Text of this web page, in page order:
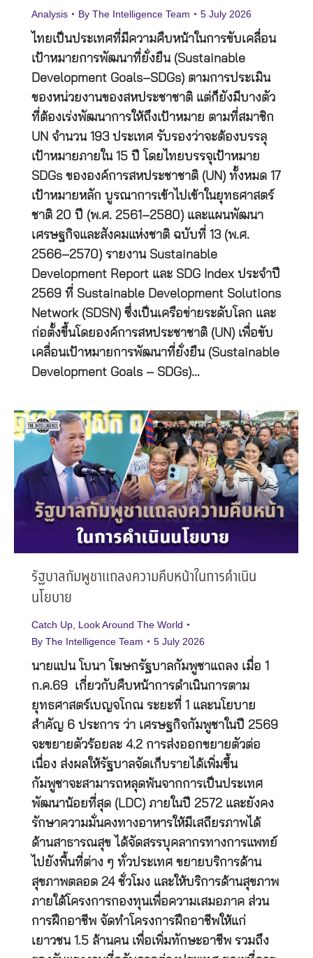
Analysis By The Intelligence Team 5 July 2026
ไทยเป็นประเทศที่มีความคืบหน้าในการขับเคลื่อน
เป้าหมายการพัฒนาที่ยั่งยืน (Sustainable
Development Goals–SDGs) ตามการประเมิน
ของหน่วยงานของสหประชาชาติ แต่ก็ยังมีบางตัว
ที่ต้องเร่งพัฒนาการให้ถึงเป้าหมาย ตามที่สมาชิก
UN จำนวน 193 ประเทศ รับรองว่าจะต้องบรรลุ
เป้าหมายภายใน 15 ปี โดยไทยบรรจุเป้าหมาย
SDGs ขององค์การสหประชาชาติ (UN) ทั้งหมด 17
เป้าหมายหลัก บูรณาการเข้าไปเข้าในยุทธศาสตร์
ชาติ 20 ปี (พ.ศ. 2561–2580) และแผนพัฒนา
เศรษฐกิจและสังคมแห่งชาติ ฉบับที่ 13 (พ.ศ.
2566–2570) รายงาน Sustainable
Development Report และ SDG Index ประจำปี
2569 ที่ Sustainable Development Solutions
Network (SDSN) ซึ่งเป็นเครือข่ายระดับโลก และ
ก่อตั้งขึ้นโดยองค์การสหประชาชาติ (UN) เพื่อขับ
เคลื่อนเป้าหมายการพัฒนาที่ยั่งยืน (Sustainable
Development Goals – SDGs)…
รัฐบาลกัมพูชาแถลงความคืบหน้าในการดำเนิน
นโยบาย
Catch Up Look Around The World
By The Intelligence Team 5 July 2026
นายแปน โบนา โฆษกรัฐบาลกัมพูชาแถลง เมื่อ 1
ก.ค.69 เกี่ยวกับคืบหน้าการดำเนินการตาม
ยุทธศาสตร์เบญจโกณ ระยะที่ 1 และนโยบาย
สำคัญ 6 ประการ ว่า เศรษฐกิจกัมพูชาในปี 2569
จะขยายตัวร้อยละ 4.2 การส่งออกขยายตัวต่อ
เนื่อง ส่งผลให้รัฐบาลจัดเก็บรายได้เพิ่มขึ้น
กัมพูชาจะสามารถหลุดพ้นจากการเป็นประเทศ
พัฒนาน้อยที่สุด (LDC) ภายในปี 2572 และยังคง
รักษาความมั่นคงทางอาหารให้มีเสถียรภาพได้
ด้านสาธารณสุข ได้จัดสรรบุคลากรทางการแพทย์
ไปยังพื้นที่ต่าง ๆ ทั่วประเทศ ขยายบริการด้าน
สุขภาพตลอด 24 ชั่วโมง และให้บริการด้านสุขภาพ
ภายใต้โครงการกองทุนเพื่อความเสมอภาค ส่วน
การฝึกอาชีพ จัดทำโครงการฝึกอาชีพให้แก่
เยาวชน 1.5 ล้านคน เพื่อเพิ่มทักษะอาชีพ รวมถึง